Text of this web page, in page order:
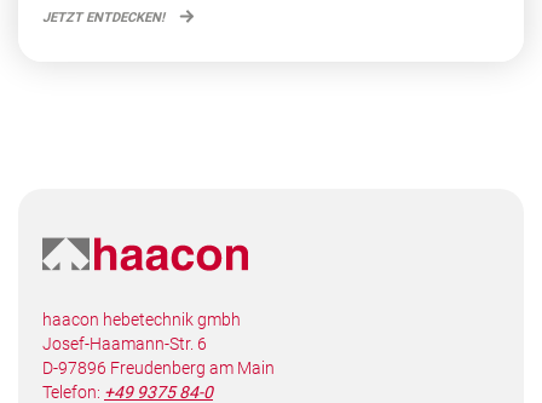
JETZT ENTDECKEN!
haacon hebetechnik gmbh
Josef-Haamann-Str. 6
D-97896 Freudenberg am Main
Telefon: +49 9375 84-0